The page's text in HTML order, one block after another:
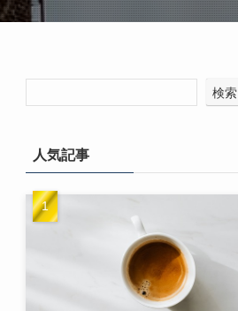
検索
人気記事